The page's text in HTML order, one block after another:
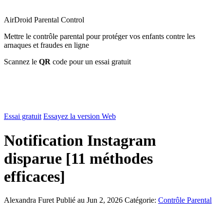
AirDroid Parental Control
Mettre le contrôle parental pour protéger vos enfants contre les
arnaques et fraudes en ligne
Scannez le QR code pour un essai gratuit
Essai gratuit Essayez la version Web
Notification Instagram
disparue [11 méthodes
efficaces]
Alexandra Furet Publié au Jun 2, 2026 Catégorie: Contrôle Parental